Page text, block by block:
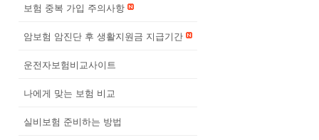
보험 중복 가입 주의사항
암보험 암진단 후 생활지원금 지급기간
운전자보험비교사이트
나에게 맞는 보험 비교
실비보험 준비하는 방법